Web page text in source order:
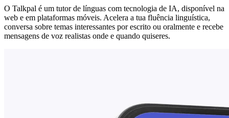
O Talkpal é um tutor de línguas com tecnologia de IA, disponível na
web e em plataformas móveis. Acelera a tua fluência linguística,
conversa sobre temas interessantes por escrito ou oralmente e recebe
mensagens de voz realistas onde e quando quiseres.